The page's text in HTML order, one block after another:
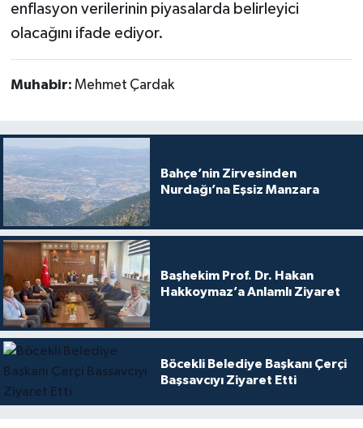
enflasyon verilerinin piyasalarda belirleyici
olacağını ifade ediyor.
Muhabir: Mehmet Çardak
Bahçe’nin Zirvesinden
Nurdağı’na Eşsiz Manzara
Başhekim Prof. Dr. Hakan
Hakkoymaz’a Anlamlı Ziyaret
Böcekli Belediye Başkanı Çerçi
Başsavcıyı Ziyaret Etti